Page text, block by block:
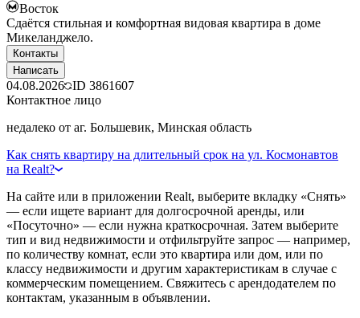
Восток
Сдаётся стильная и комфортная видовая квартира в доме
Микеланджело.
Контакты
Написать
04.08.2026 ID 3861607
Контактное лицо
недалеко от аг. Большевик, Минская область
Как снять квартиру на длительный срок на ул. Космонавтов
на Realt?
На сайте или в приложении Realt, выберите вкладку «Снять»
— если ищете вариант для долгосрочной аренды, или
«Посуточно» — если нужна краткосрочная. Затем выберите
тип и вид недвижимости и отфильтруйте запрос — например,
по количеству комнат, если это квартира или дом, или по
классу недвижимости и другим характеристикам в случае с
коммерческим помещением. Свяжитесь с арендодателем по
контактам, указанным в объявлении.